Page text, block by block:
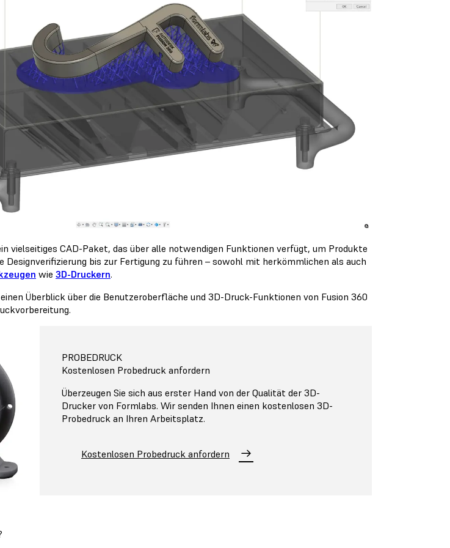
vielseitiges CAD-Paket, das über alle notwendigen Funktionen verfügt, um Produkte
Designverifizierung bis zur Fertigung zu führen – sowohl mit herkömmlichen als auch
wie 3D-Druckern.
Überblick über die Benutzeroberfläche und 3D-Druck-Funktionen von Fusion 360
PROBEDRUCK
Kostenlosen Probedruck anfordern
Überzeugen Sie sich aus erster Hand von der Qualität der 3D-
Drucker von Formlabs. Wir senden Ihnen einen kostenlosen 3D-
Probedruck an Ihren Arbeitsplatz.
Kostenlosen Probedruck anfordern